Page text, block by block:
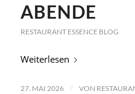
ABENDE
RESTAURANT ESSENCE BLOG
Weiterlesen
27. MAI 2026 / VON